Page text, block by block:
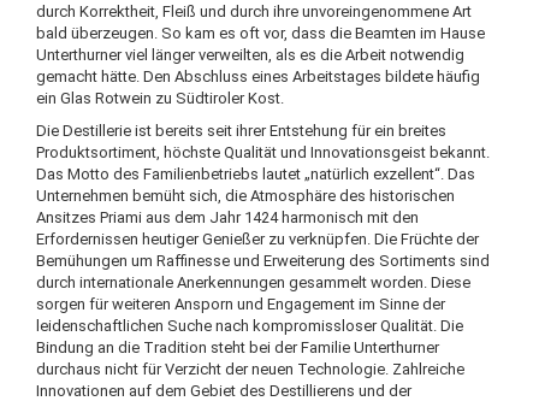
durch Korrektheit, Fleiß und durch ihre unvoreingenommene Art
bald überzeugen. So kam es oft vor, dass die Beamten im Hause
Unterthurner viel länger verweilten, als es die Arbeit notwendig
gemacht hätte. Den Abschluss eines Arbeitstages bildete häufig
ein Glas Rotwein zu Südtiroler Kost.
Die Destillerie ist bereits seit ihrer Entstehung für ein breites
Produktsortiment, höchste Qualität und Innovationsgeist bekannt.
Das Motto des Familienbetriebs lautet „natürlich exzellent“. Das
Unternehmen bemüht sich, die Atmosphäre des historischen
Ansitzes Priami aus dem Jahr 1424 harmonisch mit den
Erfordernissen heutiger Genießer zu verknüpfen. Die Früchte der
Bemühungen um Raffinesse und Erweiterung des Sortiments sind
durch internationale Anerkennungen gesammelt worden. Diese
sorgen für weiteren Ansporn und Engagement im Sinne der
leidenschaftlichen Suche nach kompromissloser Qualität. Die
Bindung an die Tradition steht bei der Familie Unterthurner
durchaus nicht für Verzicht der neuen Technologie. Zahlreiche
Innovationen auf dem Gebiet des Destillierens und der